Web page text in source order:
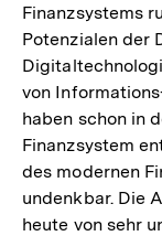
Finanzsystems
Potenzialen der
von
haben schon in
Finanzsystem
des modernen
undenkbar. Die
heute von sehr